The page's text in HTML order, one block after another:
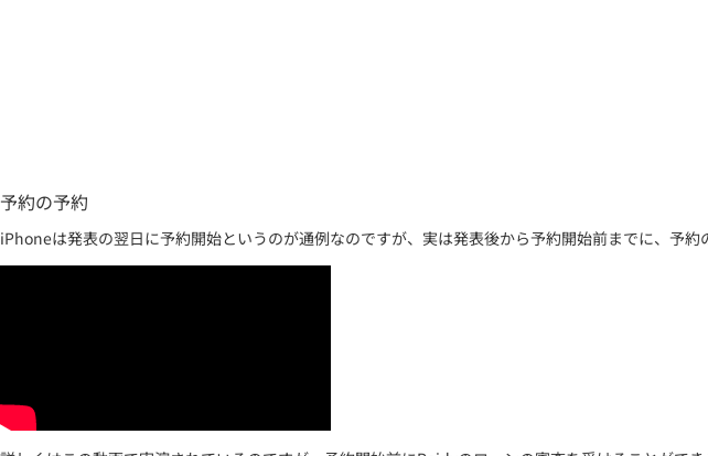
予約の予約
iPhoneは発表の翌日に予約開始というのが通例なのですが、実は発表後から予約開始前までに、予約